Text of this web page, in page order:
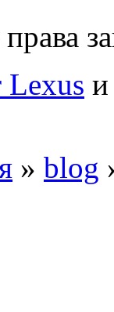
права
Lexus
» blog